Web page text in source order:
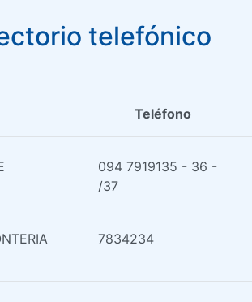
telefónico
Teléfono
094 7919135 - 36 -
/37
7834234